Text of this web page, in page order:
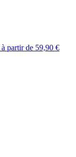
à partir de 59,90 €